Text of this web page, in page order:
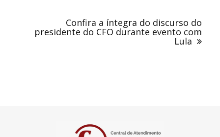
Confira a íntegra do discurso do
presidente do CFO durante evento com
Lula